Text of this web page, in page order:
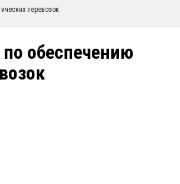
перевозок
обеспечению